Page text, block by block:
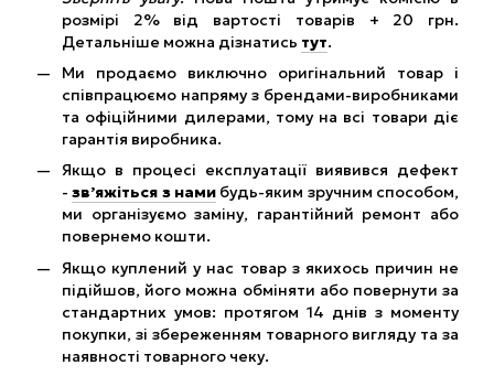
розмірі 2% від вартості товарів + 20 грн.
Детальніше можна дізнатись тут.
Ми продаємо виключно оригінальний товар і
співпрацюємо напряму з брендами-виробниками
та офіційними дилерами, тому на всі товари діє
гарантія виробника.
Якщо в процесі експлуатації виявився дефект
-зв’яжіться з нами будь-яким зручним способом,
ми організуємо заміну, гарантійний ремонт або
повернемо кошти.
Якщо куплений у нас товар з якихось причин не
підійшов, його можна обміняти або повернути за
стандартних умов: протягом 14 днів з моменту
покупки, зі збереженням товарного вигляду та за
наявності товарного чеку.